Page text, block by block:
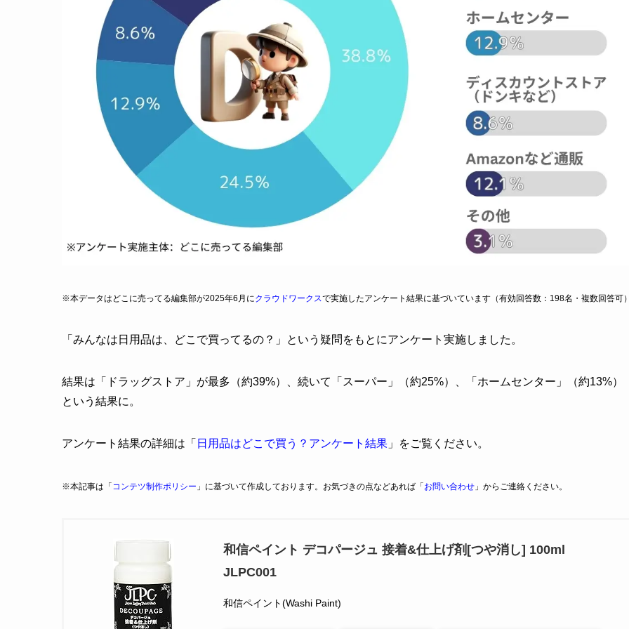
※本データはどこに売ってる編集部が2025年6月にクラウドワークスで実施したアンケート結果に基づいています（有効回答数：198名・複数回答可
「みんなは日用品は、どこで買ってるの？」という疑問をもとにアンケート実施しました。
結果は「ドラッグストア」が最多（約39%）、続いて「スーパー」（約25%）、「ホームセンター」（約13%）
という結果に。
アンケート結果の詳細は「 日用品はどこで買う？アンケート結果 」をご覧ください。
※本記事は「 コンテツ制作ポリシー 」に基づいて作成しております。お気づきの点などあれば「 お問い合わせ 」からご連絡ください。
和信ペイント デコパージュ 接着&仕上げ剤[つや消し] 100ml
JLPC001
和信ペイント(Washi Paint)